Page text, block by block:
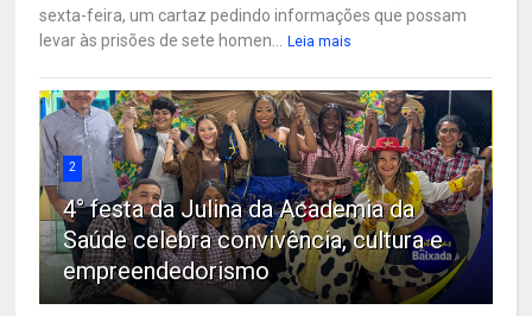
sexta-feira, um cartaz pedindo informações que possam
levar às prisões de sete homen...
Leia mais
2
4° festa da Julina da Academia da
Saúde celebra convivência, cultura e
empreendedorismo